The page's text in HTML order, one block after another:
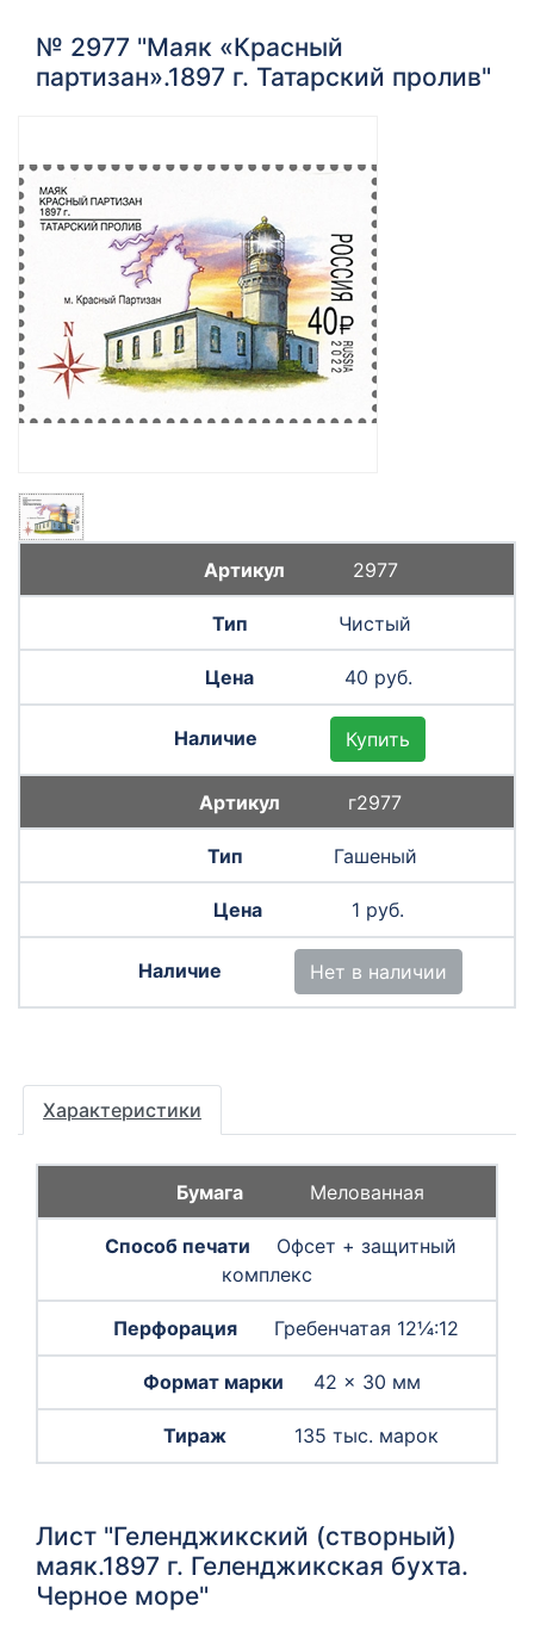
№ 2977 "Маяк «Красный
партизан».1897 г. Татарский пролив"
2977
Чистый
40 руб.
Купить
г2977
Гашеный
1 руб.
Нет в наличии
Характеристики
Мелованная
Офсет + защитный
комплекс
Гребенчатая 12¼:12
42 × 30 мм
135 тыс. марок
Лист "Геленджикский (створный)
маяк.1897 г. Геленджикская бухта.
Черное море"